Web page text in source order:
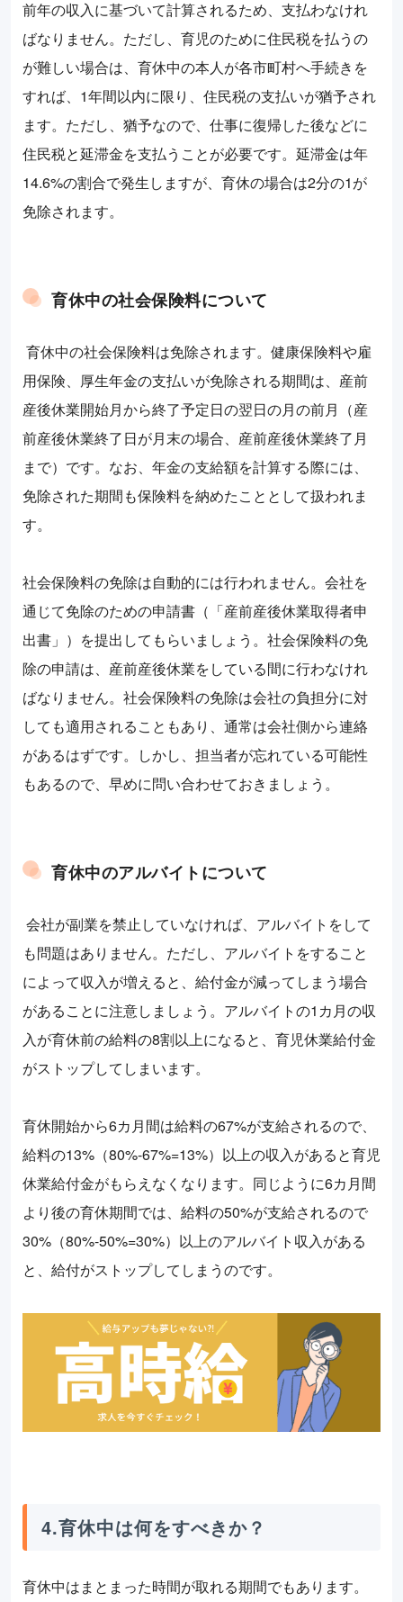
前年の収入に基づいて計算されるため、支払わなけれ
ばなりません。ただし、育児のために住民税を払うの
が難しい場合は、育休中の本人が各市町村へ手続きを
すれば、1年間以内に限り、住民税の支払いが猶予され
ます。ただし、猶予なので、仕事に復帰した後などに
住民税と延滞金を支払うことが必要です。延滞金は年
14.6%の割合で発生しますが、育休の場合は2分の1が
免除されます。
育休中の社会保険料について
育休中の社会保険料は免除されます。健康保険料や雇
用保険、厚生年金の支払いが免除される期間は、産前
産後休業開始月から終了予定日の翌日の月の前月（産
前産後休業終了日が月末の場合、産前産後休業終了月
まで）です。なお、年金の支給額を計算する際には、
免除された期間も保険料を納めたこととして扱われま
す。
社会保険料の免除は自動的には行われません。会社を
通じて免除のための申請書（「産前産後休業取得者申
出書」）を提出してもらいましょう。社会保険料の免
除の申請は、産前産後休業をしている間に行わなけれ
ばなりません。社会保険料の免除は会社の負担分に対
しても適用されることもあり、通常は会社側から連絡
があるはずです。しかし、担当者が忘れている可能性
もあるので、早めに問い合わせておきましょう。
育休中のアルバイトについて
会社が副業を禁止していなければ、アルバイトをして
も問題はありません。ただし、アルバイトをすること
によって収入が増えると、給付金が減ってしまう場合
があることに注意しましょう。アルバイトの1カ月の収
入が育休前の給料の8割以上になると、育児休業給付金
がストップしてしまいます。
育休開始から6カ月間は給料の67%が支給されるので、
給料の13%（80%-67%=13%）以上の収入があると育児
休業給付金がもらえなくなります。同じように6カ月間
より後の育休期間では、給料の50%が支給されるので
30%（80%-50%=30%）以上のアルバイト収入がある
と、給付がストップしてしまうのです。
4.育休中は何をすべきか？
育休中はまとまった時間が取れる期間でもあります。